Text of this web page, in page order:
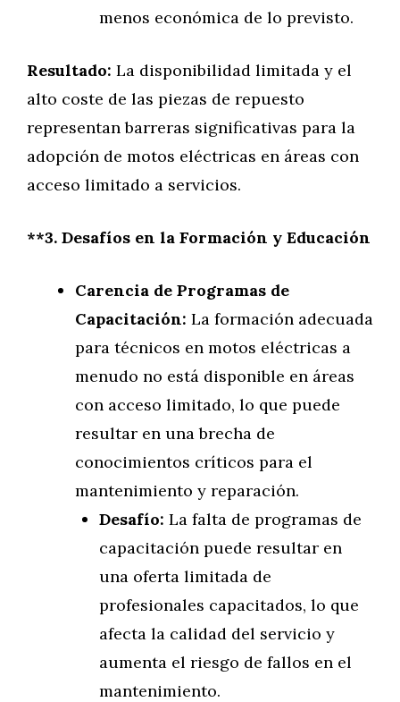
menos económica de lo previsto.
Resultado: La disponibilidad limitada y el
alto coste de las piezas de repuesto
representan barreras significativas para la
adopción de motos eléctricas en áreas con
acceso limitado a servicios.
**3. Desafíos en la Formación y Educación
Carencia de Programas de
Capacitación: La formación adecuada
para técnicos en motos eléctricas a
menudo no está disponible en áreas
con acceso limitado, lo que puede
resultar en una brecha de
conocimientos críticos para el
mantenimiento y reparación.
Desafío: La falta de programas de
capacitación puede resultar en
una oferta limitada de
profesionales capacitados, lo que
afecta la calidad del servicio y
aumenta el riesgo de fallos en el
mantenimiento.